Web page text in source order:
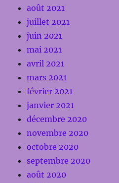
août 2021
juillet 2021
juin 2021
mai 2021
avril 2021
mars 2021
février 2021
janvier 2021
décembre 2020
novembre 2020
octobre 2020
septembre 2020
août 2020